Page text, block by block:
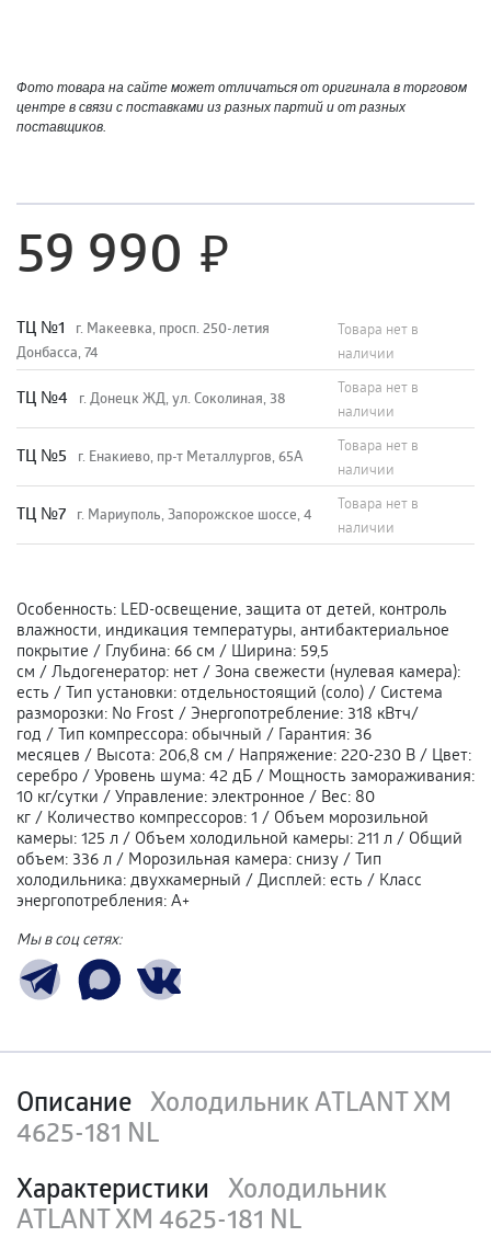
Фото товара на сайте может отличаться от оригинала в торговом
центре в связи с поставками из разных партий и от разных
поставщиков.
59 990
TЦ №1
г. Макеевка, просп. 250-летия
Донбасса, 74
Товара нет в
наличии
TЦ №4 г. Донецк ЖД, ул. Соколиная, 38
Товара нет в
наличии
TЦ №5 г. Енакиево, пр-т Металлургов, 65А
Товара нет в
наличии
ТЦ №7 г. Мариуполь, Запорожское шоссе, 4
Товара нет в
наличии
Особенность: LED-освещение, защита от детей, контроль
влажности, индикация температуры, антибактериальное
покрытие / Глубина: 66 см / Ширина: 59,5
см / Льдогенератор: нет / Зона свежести (нулевая камера):
есть / Тип установки: отдельностоящий (соло) / Система
разморозки: No Frost / Энергопотребление: 318 кВтч/
год / Тип компрессора: обычный / Гарантия: 36
месяцев / Высота: 206,8 см / Напряжение: 220-230 В / Цвет:
серебро / Уровень шума: 42 дБ / Мощность замораживания:
10 кг/сутки / Управление: электронное / Вес: 80
кг / Количество компрессоров: 1 / Объем морозильной
камеры: 125 л / Объем холодильной камеры: 211 л / Общий
объем: 336 л / Морозильная камера: снизу / Тип
холодильника: двухкамерный / Дисплей: есть / Класс
энергопотребления: А+
Мы в соц сетях:
Описание Холодильник ATLANT ХМ
4625-181 NL
Характеристики Холодильник
ATLANT ХМ 4625-181 NL